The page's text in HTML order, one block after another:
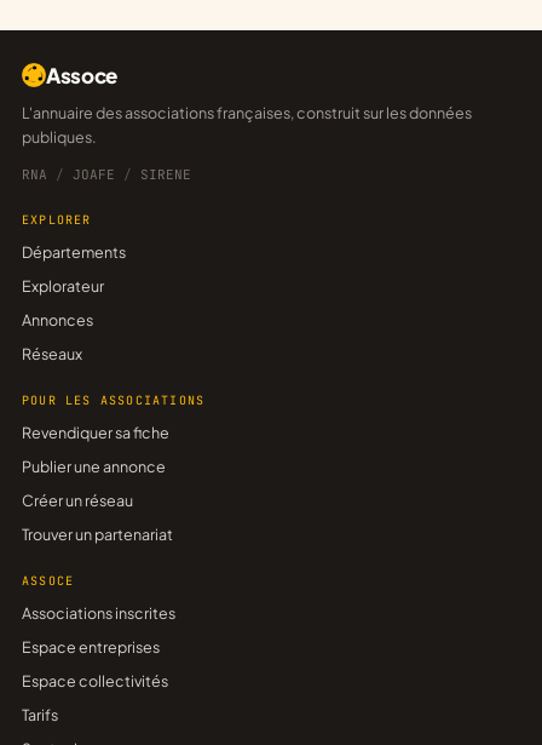
Assoce
L'annuaire des associations françaises, construit sur les données
publiques.
RNA / JOAFE / SIRENE
EXPLORER
Départements
Explorateur
Annonces
Réseaux
POUR LES ASSOCIATIONS
Revendiquer sa fiche
Publier une annonce
Créer un réseau
Trouver un partenariat
ASSOCE
Associations inscrites
Espace entreprises
Espace collectivités
Tarifs